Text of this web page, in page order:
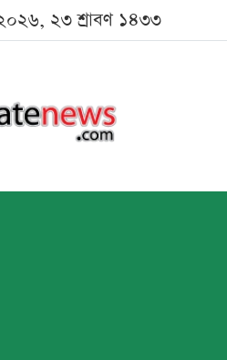
২৩ শ্রাবণ ১৪৩৩